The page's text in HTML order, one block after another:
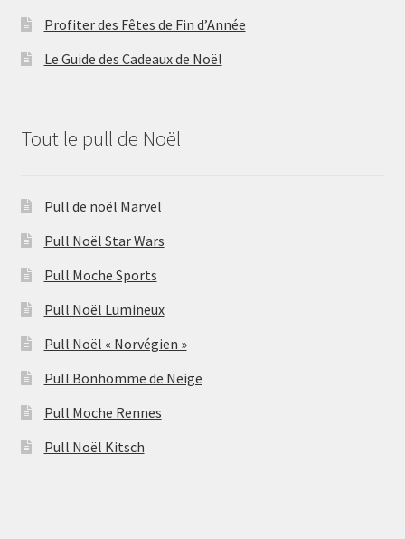
Profiter des Fêtes de Fin d’Année
Le Guide des Cadeaux de Noël
Tout le pull de Noël
Pull de noël Marvel
Pull Noël Star Wars
Pull Moche Sports
Pull Noël Lumineux
Pull Noël « Norvégien »
Pull Bonhomme de Neige
Pull Moche Rennes
Pull Noël Kitsch